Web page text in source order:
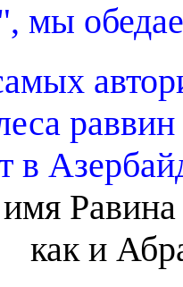
мы
в
имя
как и